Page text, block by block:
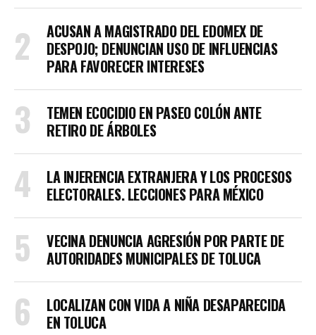
ACUSAN A MAGISTRADO DEL EDOMEX DE
DESPOJO; DENUNCIAN USO DE INFLUENCIAS
PARA FAVORECER INTERESES
TEMEN ECOCIDIO EN PASEO COLÓN ANTE
RETIRO DE ÁRBOLES
LA INJERENCIA EXTRANJERA Y LOS PROCESOS
ELECTORALES. LECCIONES PARA MÉXICO
VECINA DENUNCIA AGRESIÓN POR PARTE DE
AUTORIDADES MUNICIPALES DE TOLUCA
LOCALIZAN CON VIDA A NIÑA DESAPARECIDA
EN TOLUCA